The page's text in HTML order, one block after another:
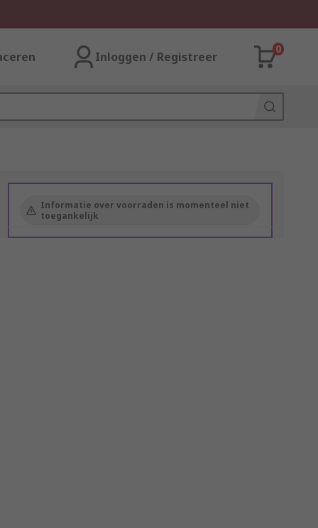
Inloggen / Registreer
0
Informatie over voorraden is momenteel niet
toegankelijk